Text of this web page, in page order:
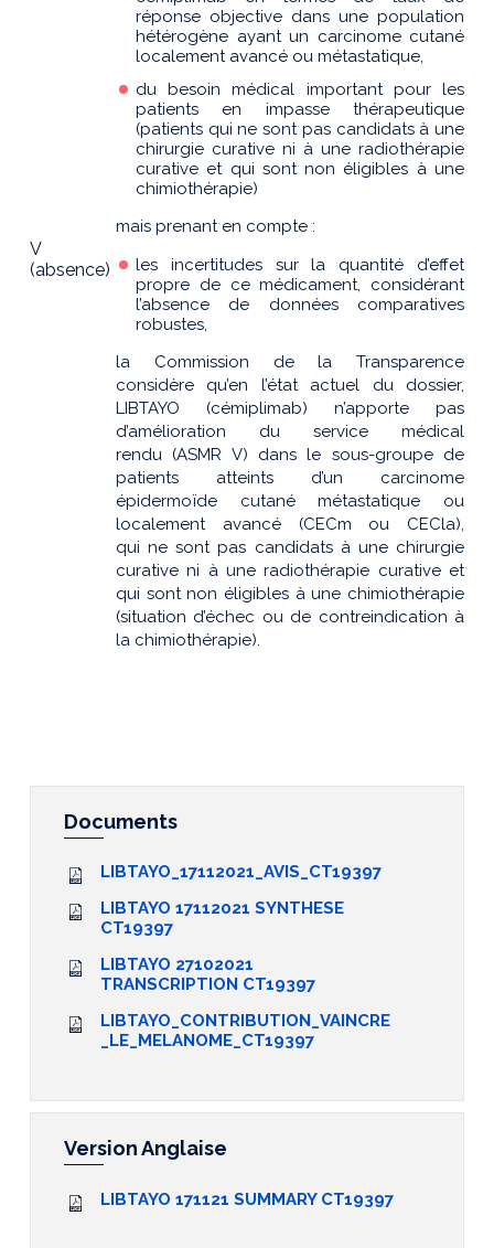
V
(absence)
réponse objective dans une population
hétérogène ayant un carcinome cutané
localement avancé ou métastatique,
du besoin médical important pour les
patients en impasse thérapeutique
(patients qui ne sont pas candidats à une
chirurgie curative ni à une radiothérapie
curative et qui sont non éligibles à une
chimiothérapie)
mais prenant en compte :
les incertitudes sur la quantité d’effet
propre de ce médicament, considérant
l’absence de données comparatives
robustes,
la Commission de la Transparence
considère qu’en l’état actuel du dossier,
LIBTAYO (cémiplimab) n’apporte pas
d’amélioration du service médical
rendu (ASMR V) dans le sous-groupe de
patients atteints d’un carcinome
épidermoïde cutané métastatique ou
localement avancé (CECm ou CECla),
qui ne sont pas candidats à une chirurgie
curative ni à une radiothérapie curative et
qui sont non éligibles à une chimiothérapie
(situation d’échec ou de contreindication à
la chimiothérapie).
Documents
LIBTAYO_17112021_AVIS_CT19397
LIBTAYO 17112021 SYNTHESE
CT19397
LIBTAYO 27102021
TRANSCRIPTION CT19397
LIBTAYO_CONTRIBUTION_VAINCRE
_LE_MELANOME_CT19397
Version Anglaise
LIBTAYO 171121 SUMMARY CT19397